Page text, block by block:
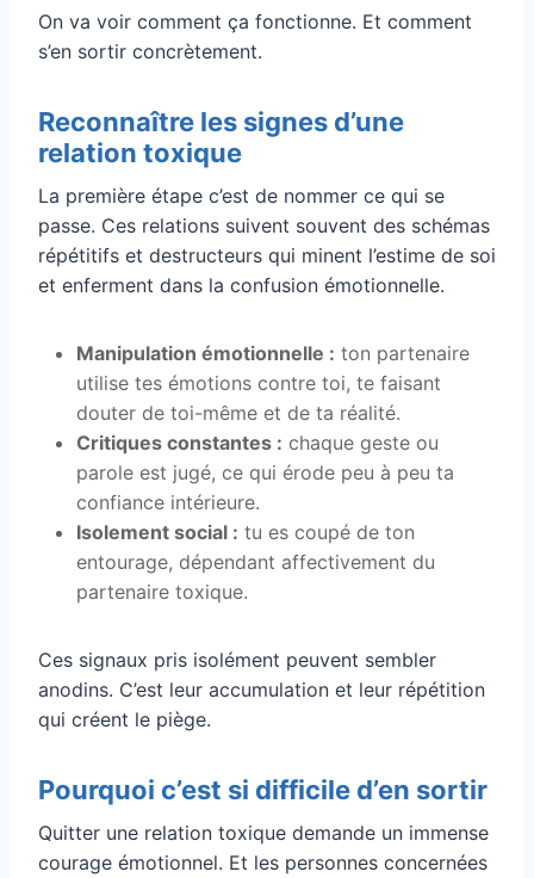
On va voir comment ça fonctionne. Et comment
s’en sortir concrètement.
Reconnaître les signes d’une
relation toxique
La première étape c’est de nommer ce qui se
passe. Ces relations suivent souvent des schémas
répétitifs et destructeurs qui minent l’estime de soi
et enferment dans la confusion émotionnelle.
Manipulation émotionnelle : ton partenaire
utilise tes émotions contre toi, te faisant
douter de toi-même et de ta réalité.
Critiques constantes : chaque geste ou
parole est jugé, ce qui érode peu à peu ta
confiance intérieure.
Isolement social : tu es coupé de ton
entourage, dépendant affectivement du
partenaire toxique.
Ces signaux pris isolément peuvent sembler
anodins. C’est leur accumulation et leur répétition
qui créent le piège.
Pourquoi c’est si difficile d’en sortir
Quitter une relation toxique demande un immense
courage émotionnel. Et les personnes concernées